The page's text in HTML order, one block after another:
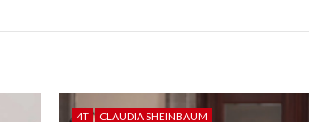
4T CLAUDIA SHEINBAUM